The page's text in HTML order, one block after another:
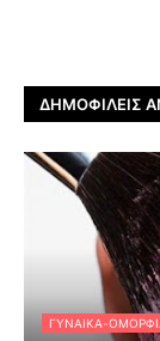
ΔΗΜΟΦΙΛΕΊΣ
ΓΥΝΑΊΚΑ-